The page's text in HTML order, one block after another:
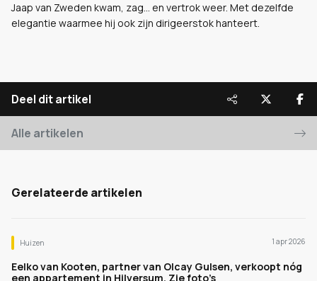
Jaap van Zweden kwam, zag… en vertrok weer. Met dezelfde
elegantie waarmee hij ook zijn dirigeerstok hanteert.
Deel dit artikel
Alle artikelen
Gerelateerde artikelen
Huizen 1 apr 2026
Eelko van Kooten, partner van Olcay Gulsen, verkoopt nóg
een appartement in Hilversum. Zie foto’s